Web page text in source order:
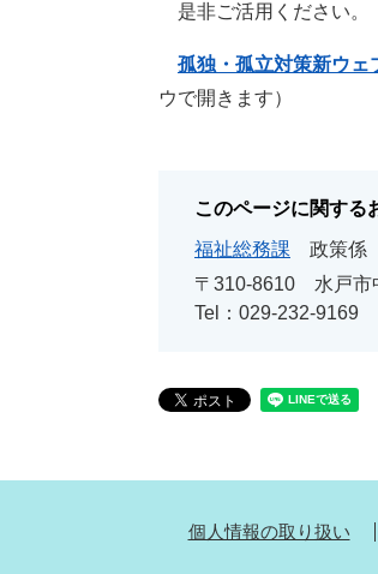
是非ご活用ください。
孤独・孤立対策新ウェ
ウで開きます）
このページに関する
福祉総務課
政策係
〒310-8610
水戸
Tel：029-232-9169
個人情報の取り扱い